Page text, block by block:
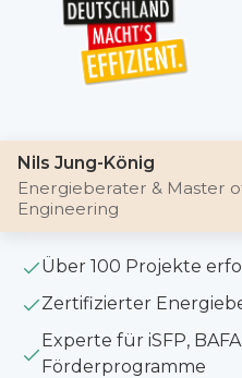
Nils Jung-König
Energieberater & Master
Engineering
Über 100 Projekte
Zertifizierter
Experte für iSFP,
Förderprogramme